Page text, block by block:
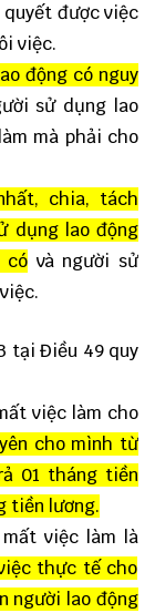
được việc
việc.
động có nguy
sử dụng lao
mà phải cho
chia, tách
dụng lao động
có và người sử
tại Điều 49 quy
việc làm cho
cho mình từ
01 tháng tiền
tiền lương.
việc làm là
thực tế cho
người lao động